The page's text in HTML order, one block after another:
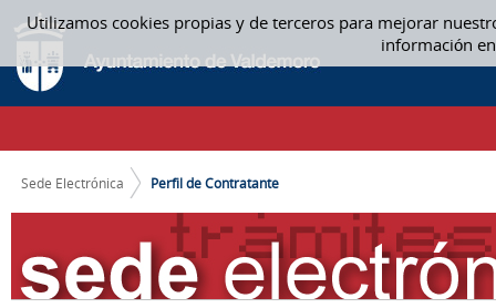
Utilizamos cookies propias y de terceros para mejorar
información
Saltar al contenido
PERFIL DE CONTRATANTE
CAMINO DE MIGAS
Sede Electrónica Perfil de Contratante